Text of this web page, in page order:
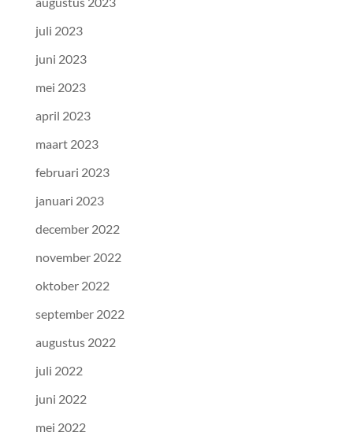
juli 2023
juni 2023
mei 2023
april 2023
maart 2023
februari 2023
januari 2023
december 2022
november 2022
oktober 2022
september 2022
augustus 2022
juli 2022
juni 2022
mei 2022